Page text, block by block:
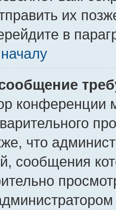
их
в
конференции
что
сообщения